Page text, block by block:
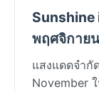
Sunshine
พฤศจิกายน
แสงแดดจำกั
November